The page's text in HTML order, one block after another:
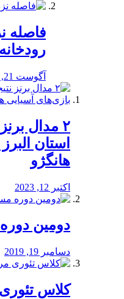
️فاصله
آگوست 21, 2019
استان
هانگژو
اکتبر 12, 2023
دومین
دسامبر 19, 2019
کلاس تئوری